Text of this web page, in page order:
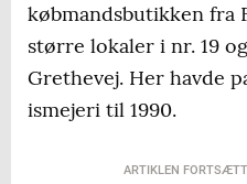
købmandsbutikken fra
større lokaler i nr. 19
Grethevej. Her havde
ismejeri til 1990.
ARTIKLEN